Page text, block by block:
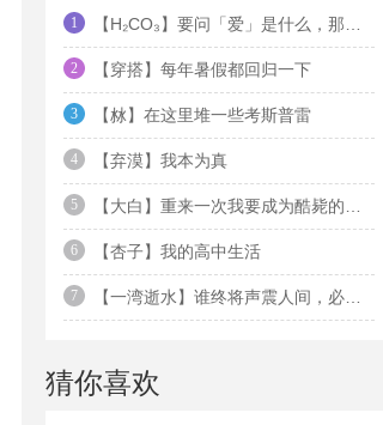
1
2 【穿搭】每年暑假都回归一下
3 【沝】在这里堆一些考斯普雷
4 【弃漠】我本为真
5
6 【杏子】我的高中生活
7
猜你喜欢